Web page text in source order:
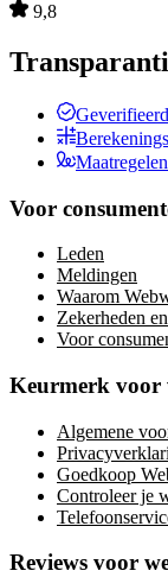
9,8
Voor
Leden
Meldingen
Waarom
Zekerheden
Voor
Keurmerk voor
Algemene
Goedkoop
Controleer je
Reviews voor